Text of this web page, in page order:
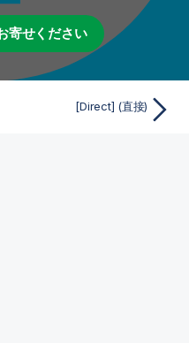
寄せください
[Direct] (直接)